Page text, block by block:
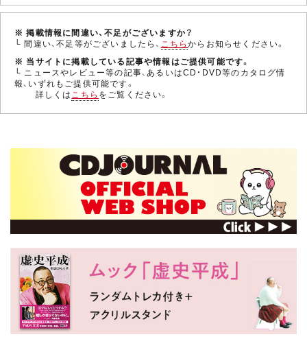
※ 掲載情報に間違い、不足がございますか？
└ 間違い、不足等がございましたら、 こちらからお知らせください。
※ 当サイトに掲載している記事や情報はご提供可能です。
└ ニュースやレビュー等の記事、あるいはCD・DVD等のカタログ情
報、いずれもご提供可能です。
詳しくはこちら をご覧ください。